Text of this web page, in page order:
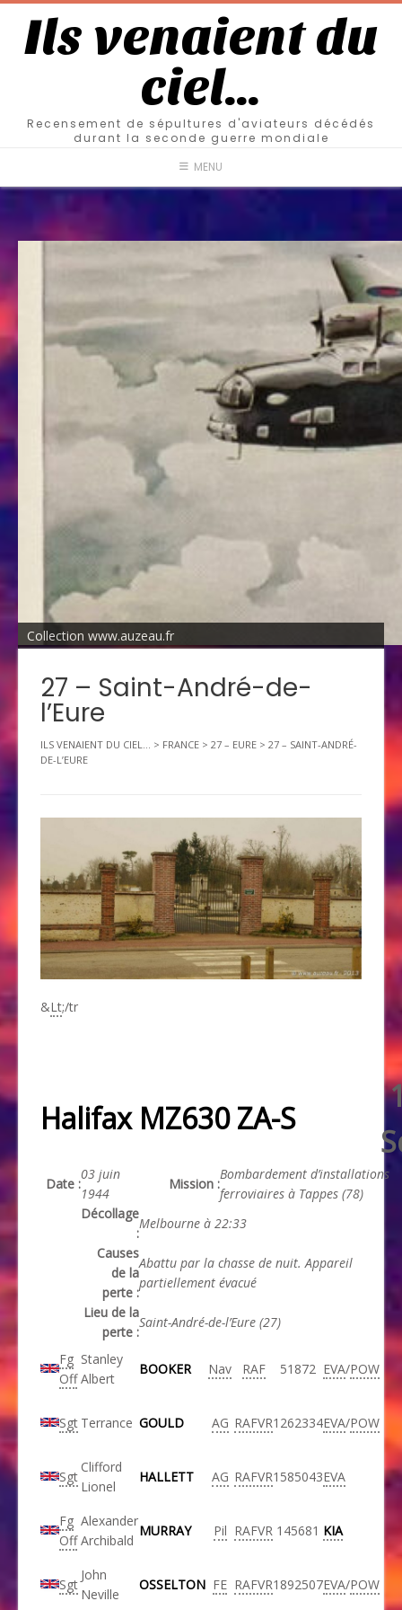
Ils venaient du
ciel…
Recensement de sépultures d'aviateurs décédés
durant la seconde guerre mondiale
MENU
Collection www.auzeau.fr
27 – Saint-André-de-
l’Eure
ILS VENAIENT DU CIEL... > FRANCE > 27 – EURE > 27 – SAINT-ANDRÉ-
DE-L’EURE
&Lt;/tr
Halifax MZ630 ZA-S
Date :
03 juin
1944
Mission :
Bombardement d’installations
ferroviaires à Tappes (78)
Décollage
:
Melbourne à 22:33
Causes
de la
perte :
Abattu par la chasse de nuit. Appareil
partiellement évacué
Lieu de la
perte :
Saint-André-de-l’Eure (27)
Fg
Off
Stanley
Albert
BOOKER Nav RAF 51872 EVA/POW
Sgt Terrance GOULD AG RAFVR1262334EVA/POW
Sgt
Clifford
Lionel
HALLETT AG RAFVR1585043EVA
Fg
Off
Alexander
Archibald
MURRAY Pil RAFVR 145681 KIA
Sgt
John
Neville
OSSELTON FE RAFVR1892507EVA/POW